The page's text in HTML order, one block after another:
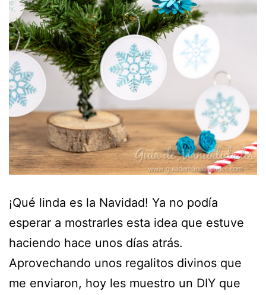
¡Qué linda es la Navidad! Ya no podía
esperar a mostrarles esta idea que estuve
haciendo hace unos días atrás.
Aprovechando unos regalitos divinos que
me enviaron, hoy les muestro un DIY que